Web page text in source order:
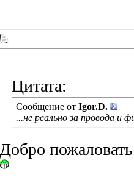
Цитата:
Сообщение от Igor.D.
...не реально за провода и
Добро